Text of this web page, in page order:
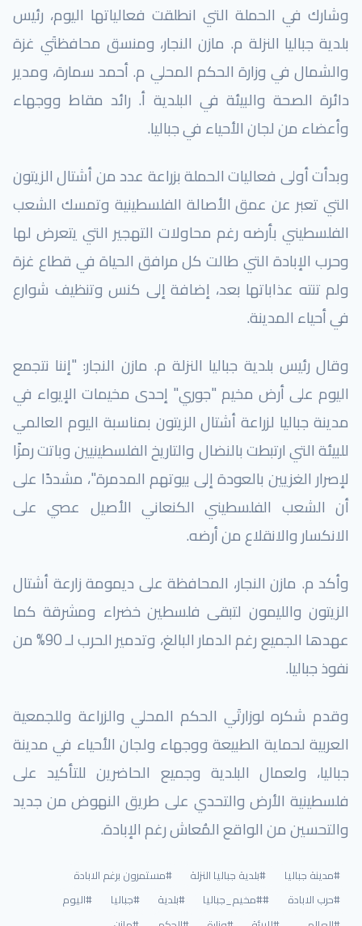
وشارك في الحملة التي انطلقت فعالياتها اليوم، رئيس
بلدية جباليا النزلة م. مازن النجار، ومنسق محافظتَي غزة
والشمال في وزارة الحكم المحلي م. أحمد سمارة، ومدير
دائرة الصحة والبيئة في البلدية أ. رائد مقاط ووجهاء
وأعضاء من لجان الأحياء في جباليا.
وبدأت أولى فعاليات الحملة بزراعة عدد من أشتال الزيتون
التي تعبر عن عمق الأصالة الفلسطينية وتمسك الشعب
الفلسطيني بأرضه رغم محاولات التهجير التي يتعرض لها
وحرب الإبادة التي طالت كل مرافق الحياة في قطاع غزة
ولم تنته عذاباتها بعد، إضافة إلى كنس وتنظيف شوارع
في أحياء المدينة.
وقال رئيس بلدية جباليا النزلة م. مازن النجار: "إننا نتجمع
اليوم على أرض مخيم "جوري" إحدى مخيمات الإيواء في
مدينة جباليا لزراعة أشتال الزيتون بمناسبة اليوم العالمي
للبيئة التي ارتبطت بالنضال والتاريخ الفلسطينيين وباتت رمزًا
لإصرار الغزيين بالعودة إلى بيوتهم المدمرة"، مشددًا على
أن الشعب الفلسطيني الكنعاني الأصيل عصي على
الانكسار والانقلاع من أرضه.
وأكد م. مازن النجار، المحافظة على ديمومة زارعة أشتال
الزيتون والليمون لتبقى فلسطين خضراء ومشرقة كما
عهدها الجميع رغم الدمار البالغ، وتدمير الحرب لـ 90% من
نفوذ جباليا.
وقدم شكره لوزارتَي الحكم المحلي والزراعة وللجمعية
العربية لحماية الطبيعة ووجهاء ولجان الأحياء في مدينة
جباليا، ولعمال البلدية وجميع الحاضرين للتأكيد على
فلسطينية الأرض والتحدي على طريق النهوض من جديد
والتحسين من الواقع المُعاش رغم الإبادة.
#مدينة جباليا #بلدية جباليا النزلة
#مستمرون برغم الابادة
#حرب الابادة
##مخيم_جباليا #بلدية #جباليا
#اليوم